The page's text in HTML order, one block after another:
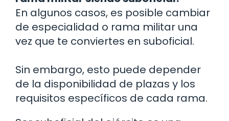
En algunos casos, es posible cambiar
de especialidad o rama militar una
vez que te conviertes en suboficial.
Sin embargo, esto puede depender
de la disponibilidad de plazas y los
requisitos específicos de cada rama.